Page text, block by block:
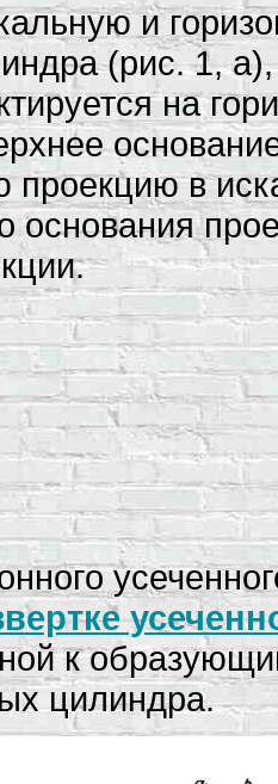
и
(рис. 1,
на
проекцию в
основания
к
цилиндра.